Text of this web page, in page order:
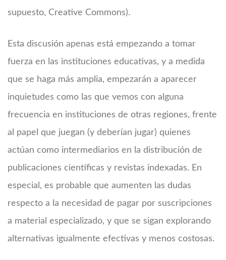
supuesto, Creative Commons).
Esta discusión apenas está empezando a tomar
fuerza en las instituciones educativas, y a medida
que se haga más amplia, empezarán a aparecer
inquietudes como las que vemos con alguna
frecuencia en instituciones de otras regiones, frente
al papel que juegan (y deberían jugar) quienes
actúan como intermediarios en la distribución de
publicaciones científicas y revistas indexadas. En
especial, es probable que aumenten las dudas
respecto a la necesidad de pagar por suscripciones
a material especializado, y que se sigan explorando
alternativas igualmente efectivas y menos costosas.